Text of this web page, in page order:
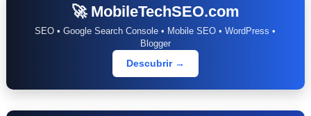
🚀 MobileTechSEO.com
SEO • Google Search Console • Mobile SEO • WordPress •
Blogger
Descubrir →